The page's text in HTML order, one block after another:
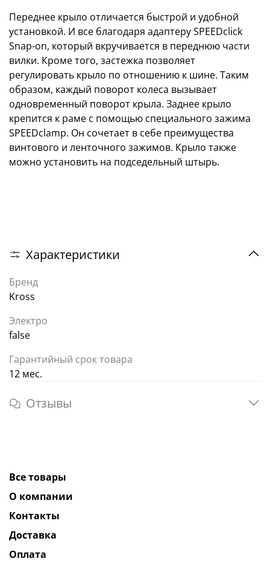
Переднее крыло отличается быстрой и удобной
установкой. И все благодаря адаптеру SPEEDclick
Snap-on, который вкручивается в переднюю части
вилки. Кроме того, застежка позволяет
регулировать крыло по отношению к шине. Таким
образом, каждый поворот колеса вызывает
одновременный поворот крыла. Заднее крыло
крепится к раме с помощью специального зажима
SPEEDclamp. Он сочетает в себе преимущества
винтового и ленточного зажимов. Крыло также
можно установить на подседельный штырь.
Характеристики
Бренд
Kross
Электро
false
Гарантийный срок товара
12 мес.
Отзывы
Все товары
О компании
Контакты
Доставка
Оплата